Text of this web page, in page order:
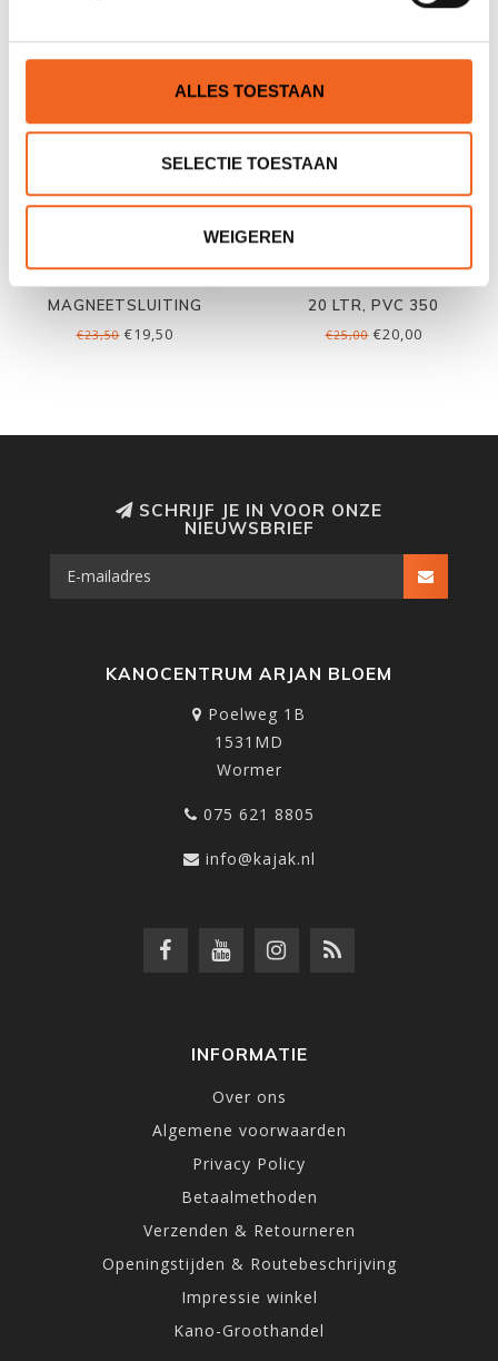
ALLES TOESTAAN
SELECTIE TOESTAAN
WEIGEREN
VAAK GEKOCHT
MAGNEETSLUITING
€23,50€19,50
20 LTR, PVC 350
€25,00€20,00
SCHRIJF JE IN VOOR ONZE
NIEUWSBRIEF
KANOCENTRUM ARJAN BLOEM
Poelweg 1B
1531MD
Wormer
075 621 8805
info@kajak.nl
INFORMATIE
Over ons
Algemene voorwaarden
Privacy Policy
Betaalmethoden
Verzenden & Retourneren
Openingstijden & Routebeschrijving
Impressie winkel
Kano-Groothandel